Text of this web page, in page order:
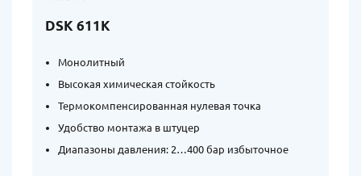
DSK 611K
Монолитный
Высокая химическая стойкость
Термокомпенсированная нулевая точка
Удобство монтажа в штуцер
Диапазоны давления: 2…400 бар избыточное